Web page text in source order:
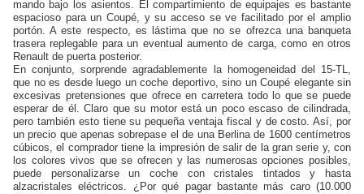
mando bajo los asientos. El compartimiento de equipajes es bastante
espacioso para un Coupé, y su acceso se ve facilitado por el amplio
portón. A este respecto, es lástima que no se ofrezca una banqueta
trasera replegable para un eventual aumento de carga, como en otros
Renault de puerta posterior.
En conjunto, sorprende agradablemente la homogeneidad del 15-TL,
que no es desde luego un coche deportivo, sino un Coupé elegante sin
excesivas pretensiones que ofrece en carretera todo lo que se puede
esperar de él. Claro que su motor está un poco escaso de cilindrada,
pero también esto tiene su pequeña ventaja fiscal y de costo. Así, por
un precio que apenas sobrepase el de una Berlina de 1600 centímetros
cúbicos, el comprador tiene la impresión de salir de la gran serie y, con
los colores vivos que se ofrecen y las numerosas opciones posibles,
puede personalizarse un coche con cristales tintados y hasta
alzacristales eléctricos. ¿Por qué pagar bastante más caro (10.000